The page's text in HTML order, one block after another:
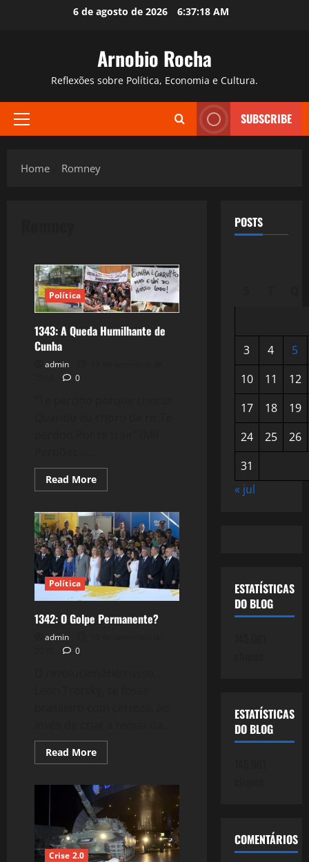
6 de agosto de 2026 6:37:19 AM
Arnobio Rocha
Reflexões sobre Política, Economia e Cultura.
Primary
SUBSCRIBE
Home Romney
Política
1343: A Queda Humilhante de
Cunha
admin
0
Read MoreRead
more
A
Queda
Humilhante
de
Cunha
Política
1342: O Golpe Permanente?
admin
0
Read MoreRead
more
O
Golpe
Permanente?
Crise 2.0
POSTS
3 4
5
10
11
12
17
18
19
24
25
26
31
« jul
ESTATÍSTICAS
DO BLOG
ESTATÍSTICAS
DO BLOG
COMENTÁRIOS